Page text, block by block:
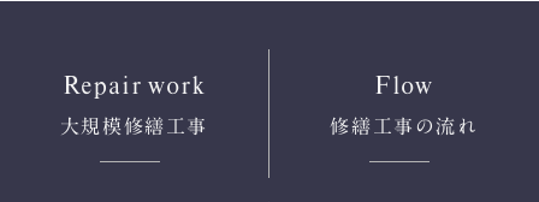
Repair work
大規模修繕工事
Flow
修繕工事の流れ